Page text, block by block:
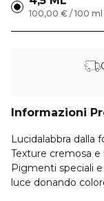
100,00 € / 100 ml
Informazioni
Lucidalabbra dalla
Texture cremosa
Pigmenti speciali
luce donando